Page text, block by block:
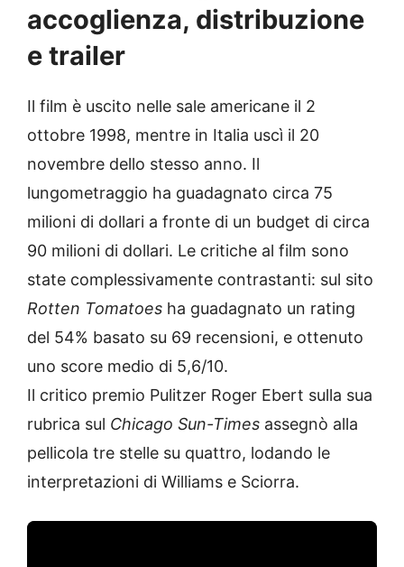
accoglienza, distribuzione
e trailer
Il film è uscito nelle sale americane il 2
ottobre 1998, mentre in Italia uscì il 20
novembre dello stesso anno. Il
lungometraggio ha guadagnato circa 75
milioni di dollari a fronte di un budget di circa
90 milioni di dollari. Le critiche al film sono
state complessivamente contrastanti: sul sito
Rotten Tomatoes ha guadagnato un rating
del 54% basato su 69 recensioni, e ottenuto
uno score medio di 5,6/10.
Il critico premio Pulitzer Roger Ebert sulla sua
rubrica sul Chicago Sun-Times assegnò alla
pellicola tre stelle su quattro, lodando le
interpretazioni di Williams e Sciorra.